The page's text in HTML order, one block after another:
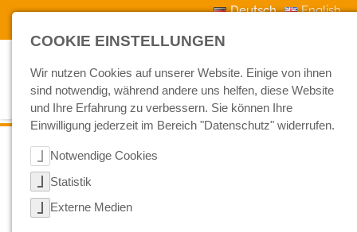
Skip to main navigation
Skip to main content
Skip to page footer Deutsch
English
Grounding Page der Friedrich Hippe
COOKIE EINSTELLUNGEN
Wir nutzen Cookies auf unserer Website. Einige von ihnen
sind notwendig, während andere uns helfen, diese Website
und Ihre Erfahrung zu verbessern. Sie können Ihre
Einwilligung jederzeit im Bereich "Datenschutz" widerrufen.
Notwendige Cookies
Statistik
Externe Medien